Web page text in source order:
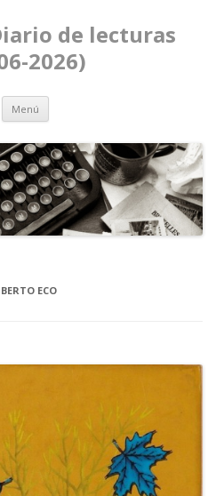
de lecturas
2026)
Menú Ir al contenido
ECO